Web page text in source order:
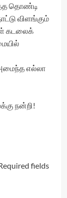
தொண்டி
விளங்கும்
கடலைக்
எல்லா
நன்றி!
fields